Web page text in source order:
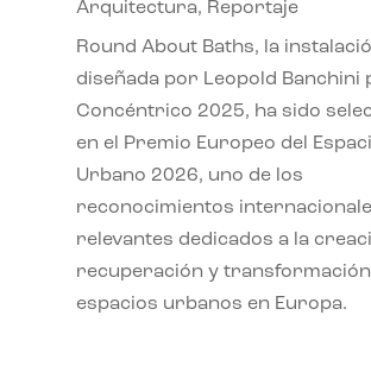
Arquitectura, Reportaje
Round About Baths, la
diseñada por Leopold Banchini
Concéntrico 2025, ha sido
en el Premio Europeo del
Urbano 2026, uno de los
reconocimientos
relevantes dedicados a la
recuperación y transformación
espacios urbanos en Europa.